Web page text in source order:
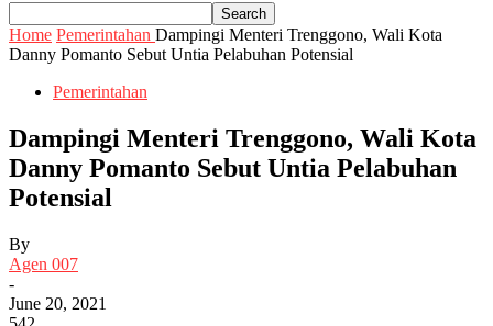
Home Pemerintahan Dampingi Menteri Trenggono, Wali Kota
Danny Pomanto Sebut Untia Pelabuhan Potensial
Pemerintahan
Dampingi Menteri Trenggono, Wali Kota
Danny Pomanto Sebut Untia Pelabuhan
Potensial
By
Agen 007
-
June 20, 2021